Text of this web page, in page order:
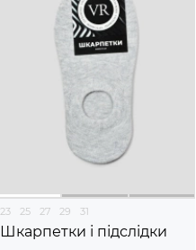
23 25 27 29 31
Шкарпетки і підслідки